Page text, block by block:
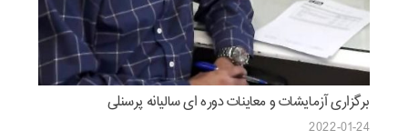
برگزاری آزمایشات و معاینات دوره ای سالیانه پرسنلی
2022-01-24